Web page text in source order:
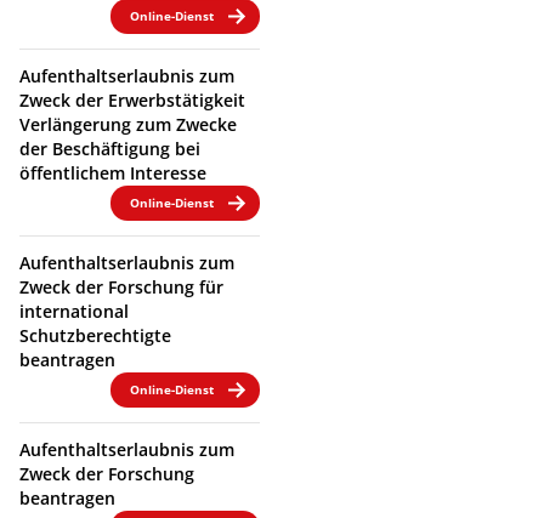
Online-Dienst
Aufenthaltserlaubnis zum
Zweck der Erwerbstätigkeit
Verlängerung zum Zwecke
der Beschäftigung bei
öffentlichem Interesse
Online-Dienst
Aufenthaltserlaubnis zum
Zweck der Forschung für
international
Schutzberechtigte
beantragen
Online-Dienst
Aufenthaltserlaubnis zum
Zweck der Forschung
beantragen